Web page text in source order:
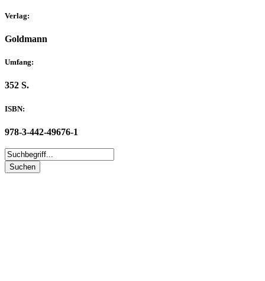
Verlag:
Goldmann
Umfang:
352 S.
ISBN:
978-3-442-49676-1